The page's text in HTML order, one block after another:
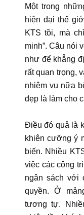
Một trong
hiện đại thế
KTS tồi, mà
minh”. Câu nói
như để khẳng
rất quan trọng,
nhiệm vụ nữa
đẹp là làm cho
Điều đó quả là
khiên cưỡng ý
biến. Nhiều
việc các công
ngân sách với
quyền. Ở
tương tự.